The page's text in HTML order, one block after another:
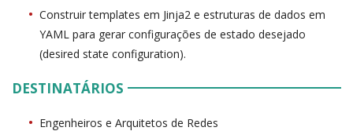
Construir templates em Jinja2 e estruturas de dados em
YAML para gerar configurações de estado desejado
(desired state configuration).
DESTINATÁRIOS
Engenheiros e Arquitetos de Redes